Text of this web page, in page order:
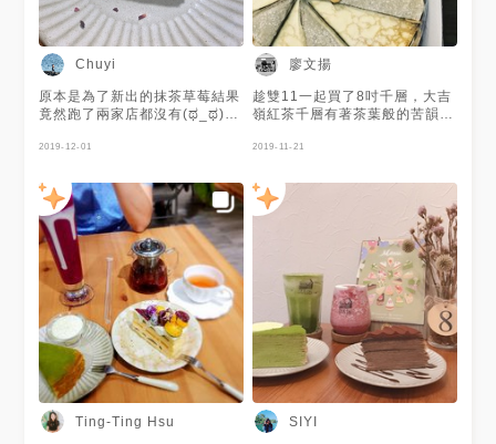
Chuyi
原本是為了新出的抹茶草莓結果
竟然跑了兩家店都沒有(ಥ_ಥ)
千層本身是原味 中間夾雜草莓
夾層中的草莓不會酸可能是有搭
配著鮮奶油的關係 上面的草莓
比較酸一點 草莓旁邊的應該是
卡士達醬+炙燒焦糖 吃了兩次先
生都覺得普普😖
2019-12-01
廖文揚
趁雙11一起買了8吋千層，大吉
嶺紅茶千層有著茶葉般的苦韻與
2019-11-21
Ting-Ting Hsu SIYI